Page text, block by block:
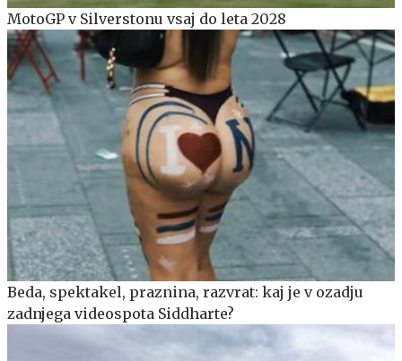
MotoGP v Silverstonu vsaj do leta 2028
Beda, spektakel, praznina, razvrat: kaj je v ozadju
zadnjega videospota Siddharte?